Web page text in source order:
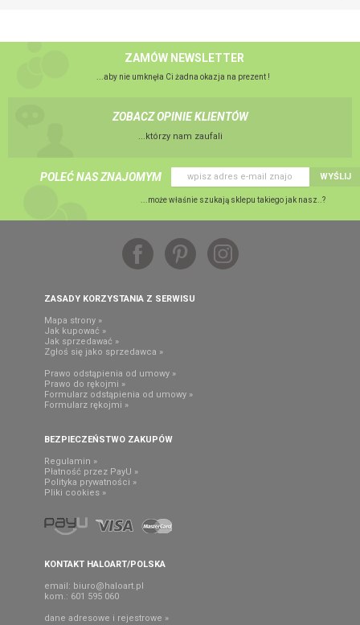
ZAMÓW NEWSLETTER
...aby nie umknęła Ci żadna okazja na prezent !
ZOBACZ OPINIE KLIENTÓW
...którzy nam zaufali
POLEĆ NAS ZNAJOMYM WYŚLIJ
...może właśnie szukają sklepu takiego jak nasz..?
ZASADY KORZYSTANIA Z SERWISU
Mapa strony »
Jak kupować »
Jak sprzedawać »
Zgłoś się jako sprzedawca »
Prawo odstąpienia od umowy »
Prawo do rękojmi »
Formularz odstąpienia od umowy »
Formularz rękojmi »
BEZPIECZEŃSTWO ZAKUPÓW
Regulamin »
Płatność przez PayU »
Polityka prywatności »
Pliki cookies »
KONTAKT HALOART/POLSKA
email: biuro@haloart.pl
kom.: 601 595 060
dane adresowe i rejestrowe »